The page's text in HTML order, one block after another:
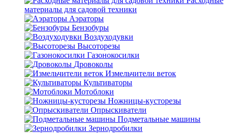
материалы для садовой техники
Аэраторы
Бензобуры
Воздуходувки
Высоторезы
Газонокосилки
Дровоколы
Измельчители веток
Культиваторы
Мотоблоки
Ножницы-кусторезы
Опрыскиватели
Подметальные машины
Зернодробилки